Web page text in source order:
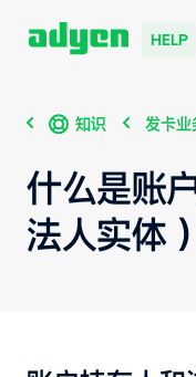
HELP
知识 发卡业
什么是账
法人实体）